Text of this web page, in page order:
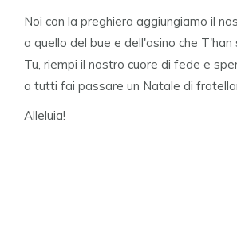
Noi con la preghiera aggiungiamo il
a quello del bue e dell'asino che T'han
Tu, riempi il nostro cuore di fede e
a tutti fai passare un Natale di
Alleluia!